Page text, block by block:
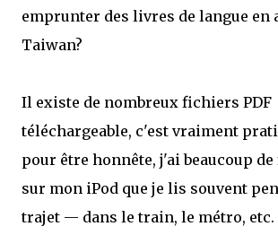
emprunter des livres de langue en
Taiwan?
Il existe de nombreux fichiers PDF
téléchargeable, c'est vraiment
pour être honnête, j'ai beaucoup
sur mon iPod que je lis souvent
trajet — dans le train, le métro, etc.